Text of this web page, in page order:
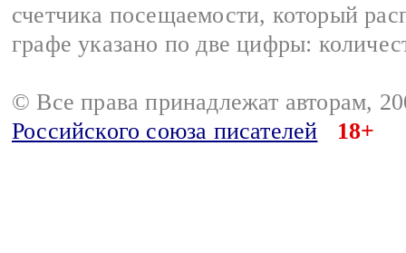
счетчика посещаемости, который
графе указано по две цифры:
© Все права принадлежат авторам,
Российского союза писателей
18+